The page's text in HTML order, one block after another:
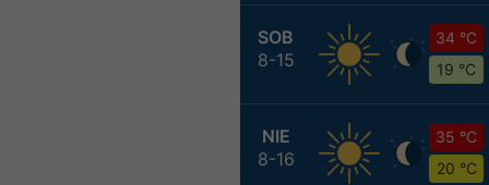
SOB
8-15
34 °C
19 °C
NIE
8-16
35 °C
20 °C